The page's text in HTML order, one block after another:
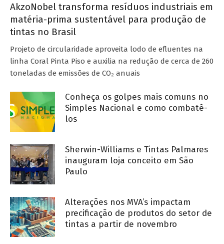
AkzoNobel transforma resíduos industriais em
matéria-prima sustentável para produção de
tintas no Brasil
Projeto de circularidade aproveita lodo de efluentes na
linha Coral Pinta Piso e auxilia na redução de cerca de 260
toneladas de emissões de CO₂ anuais
Conheça os golpes mais comuns no
Simples Nacional e como combatê-
los
Sherwin-Williams e Tintas Palmares
inauguram loja conceito em São
Paulo
Alterações nos MVA’s impactam
precificação de produtos do setor de
tintas a partir de novembro